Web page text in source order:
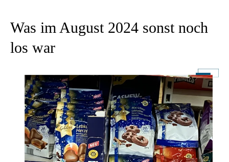
Was im August 2024 sonst noch
los war